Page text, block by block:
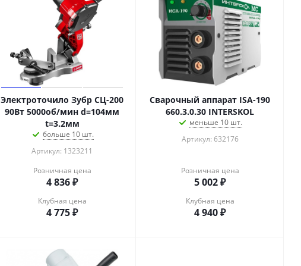
Электроточило Зубр СЦ-200
90Вт 5000об/мин d=104мм
t=3.2мм
больше 10 шт.
Артикул: 1323211
Розничная цена
4 836₽
Клубная цена
4 775₽
Сварочный аппарат ISA-190
660.3.0.30 INTERSKOL
меньше 10 шт.
Артикул: 632176
Розничная цена
5 002₽
Клубная цена
4 940₽